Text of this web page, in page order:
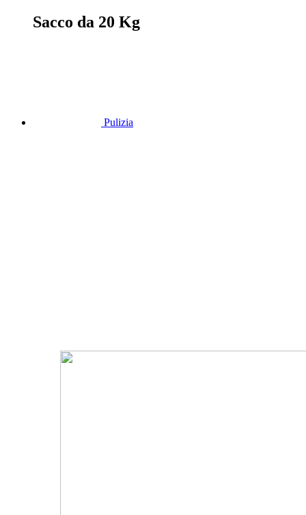
Sacco da 20 Kg
Pulizia